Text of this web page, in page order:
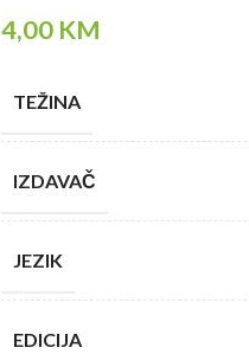
4,00 KM
TEŽINA
IZDAVAČ
JEZIK
EDICIJA